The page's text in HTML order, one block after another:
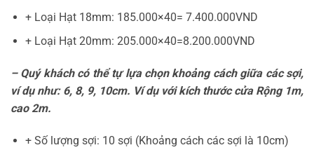
+ Loại Hạt 18mm: 185.000×40= 7.400.000VND
+ Loại Hạt 20mm: 205.000×40=8.200.000VND
– Quý khách có thể tự lựa chọn khoảng cách giữa các sợi,
ví dụ như: 6, 8, 9, 10cm. Ví dụ với kích thước cửa Rộng 1m,
cao 2m.
+ Số lượng sợi: 10 sợi (Khoảng cách các sợi là 10cm)